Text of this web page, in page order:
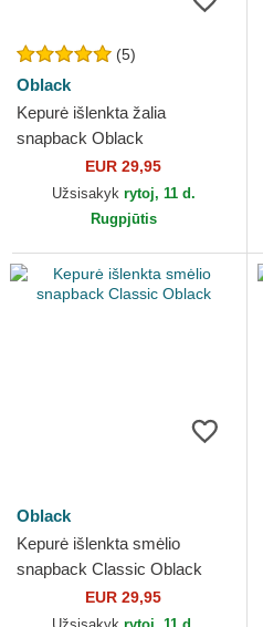
(5)
Oblack
Kepurė išlenkta žalia
snapback Oblack
EUR 29,95
Užsisakyk rytoj, 11 d.
Rugpjūtis
Oblack
Kepurė išlenkta smėlio
snapback Classic Oblack
EUR 29,95